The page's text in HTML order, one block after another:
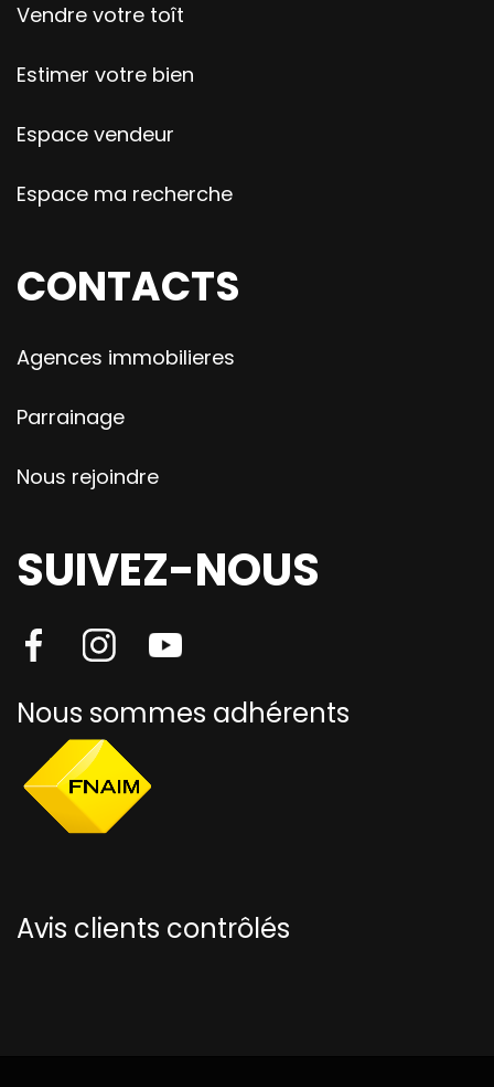
Vendre votre toît
Estimer votre bien
Espace vendeur
Espace ma recherche
CONTACTS
Agences immobilieres
Parrainage
Nous rejoindre
SUIVEZ-NOUS
Nous sommes adhérents
Avis clients contrôlés